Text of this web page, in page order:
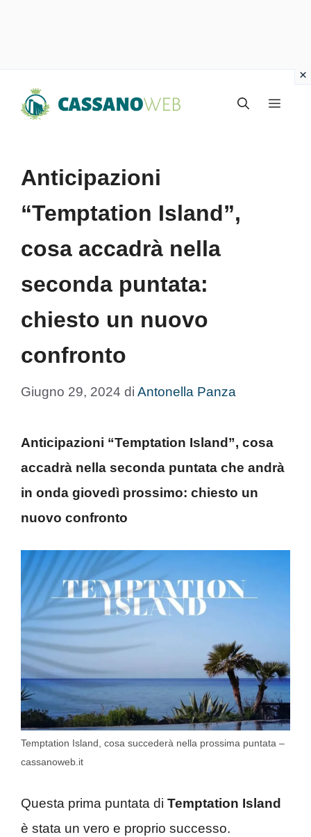
Menu
Anticipazioni
“Temptation Island”,
cosa accadrà nella
seconda puntata:
chiesto un nuovo
confronto
Giugno 29, 2024 di Antonella Panza
Anticipazioni “Temptation Island”, cosa
accadrà nella seconda puntata che andrà
in onda giovedì prossimo: chiesto un
nuovo confronto
Temptation Island, cosa succederà nella prossima puntata –
cassanoweb.it
Questa prima puntata di Temptation Island
è stata un vero e proprio successo.